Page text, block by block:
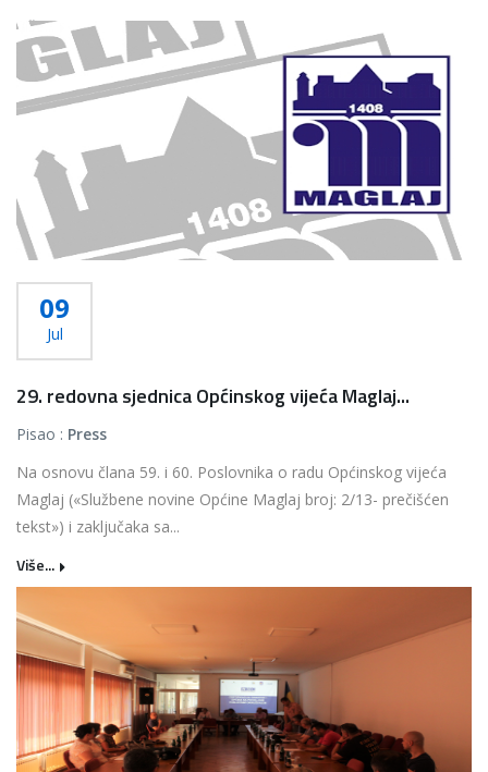
Više...
09
Jul
29. redovna sjednica Općinskog vijeća Maglaj...
Pisao : Press
Na osnovu člana 59. i 60. Poslovnika o radu Općinskog vijeća
Maglaj («Službene novine Općine Maglaj broj: 2/13- prečišćen
tekst») i zaključaka sa...
Više...